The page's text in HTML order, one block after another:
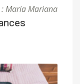
: Maria Mariana